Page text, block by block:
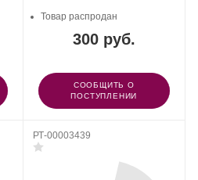
300 руб.
Товар распродан
СООБЩИТЬ О
ПОСТУПЛЕНИИ
РТ-00003439